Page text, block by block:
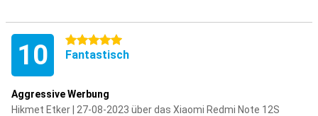
10 5 Sterne
Fantastisch
Aggressive Werbung
Hikmet Etker | 27-08-2023 über das Xiaomi Redmi Note 12S